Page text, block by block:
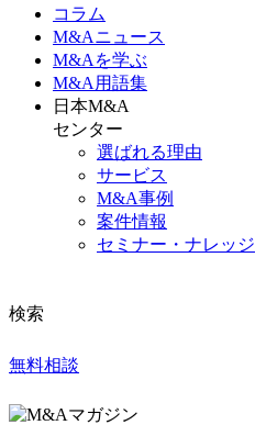
コラム
M&Aニュース
M&Aを学ぶ
M&A 用語集
日本M&A
センター
選ばれる理由
サービス
M&A事例
案件情報
セミナー・ナレッジ
検索
無料相談